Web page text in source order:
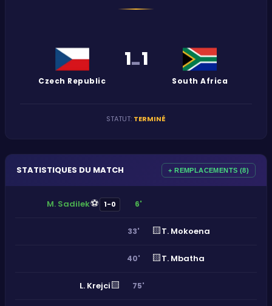
Czech Republic
1-1
South Africa
STATUT: TERMINÉ
STATISTIQUES DU MATCH + REMPLACEMENTS (8)
M. Sadilek⚽ 1-0 6'
33' 🟨T. Mokoena
40' 🟨T. Mbatha
L. Krejci🟨 75'